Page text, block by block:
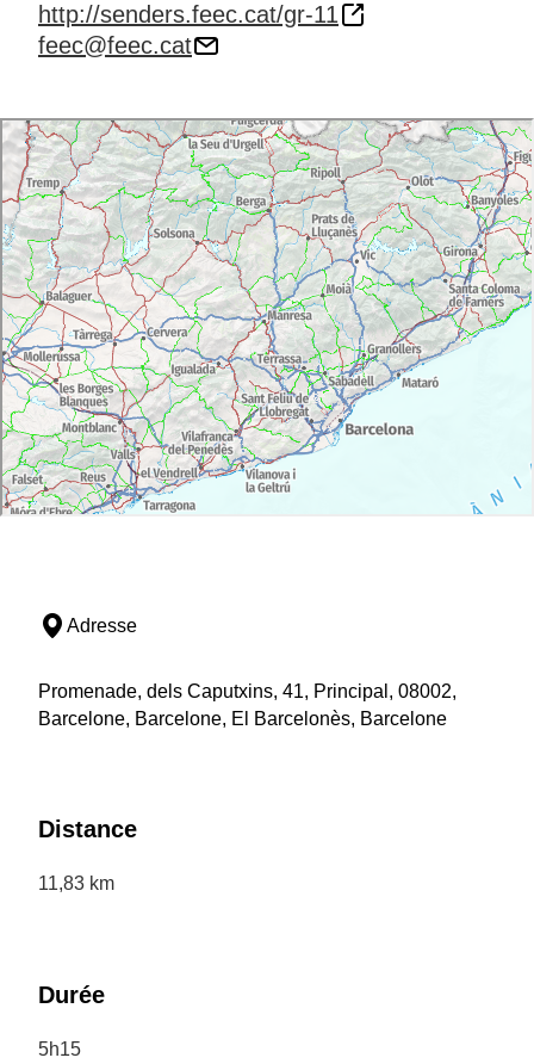
http://senders.feec.cat/gr-11
feec@feec.cat
Adresse
Promenade, dels Caputxins, 41, Principal, 08002,
Barcelone, Barcelone, El Barcelonès, Barcelone
Distance
11,83 km
Durée
5h15